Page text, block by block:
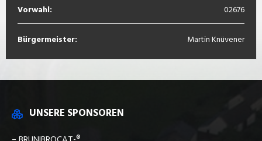
Vorwahl: 02676
Bürgermeister: Martin Knüvener
UNSERE SPONSOREN